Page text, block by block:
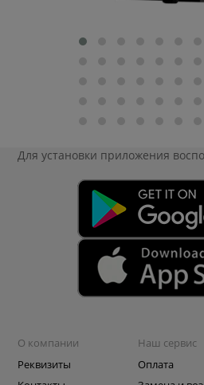
Для установки приложения
О компании
Реквизиты
Наш сервис
Оплата